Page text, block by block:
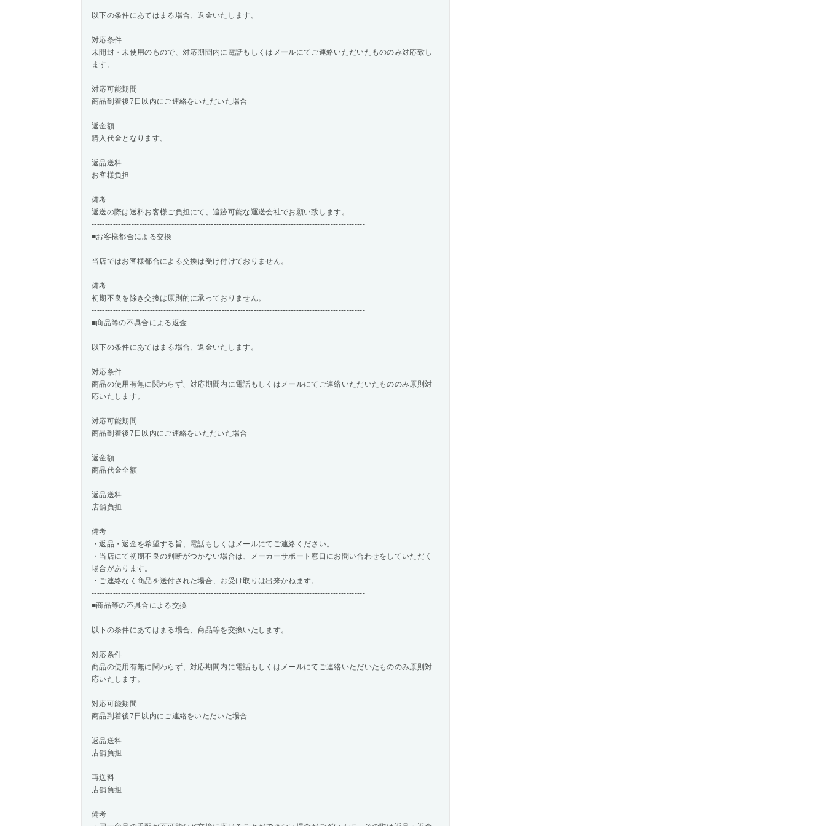
以下の条件にあてはまる場合、返金いたします。
対応条件
未開封・未使用のもので、対応期間内に電話もしくはメールにてご連絡いただいたもののみ対応致し
ます。
対応可能期間
商品到着後7日以内にご連絡をいただいた場合
返金額
購入代金となります。
返品送料
お客様負担
備考
返送の際は送料お客様ご負担にて、追跡可能な運送会社でお願い致します。
-------------------------------------------------------------------------------------------------------
■お客様都合による交換
当店ではお客様都合による交換は受け付けておりません。
備考
初期不良を除き交換は原則的に承っておりません。
-------------------------------------------------------------------------------------------------------
■商品等の不具合による返金
以下の条件にあてはまる場合、返金いたします。
対応条件
商品の使用有無に関わらず、対応期間内に電話もしくはメールにてご連絡いただいたもののみ原則対
応いたします。
対応可能期間
商品到着後7日以内にご連絡をいただいた場合
返金額
商品代金全額
返品送料
店舗負担
備考
・返品・返金を希望する旨、電話もしくはメールにてご連絡ください。
・当店にて初期不良の判断がつかない場合は、メーカーサポート窓口にお問い合わせをしていただく
場合があります。
・ご連絡なく商品を送付された場合、お受け取りは出来かねます。
-------------------------------------------------------------------------------------------------------
■商品等の不具合による交換
以下の条件にあてはまる場合、商品等を交換いたします。
対応条件
商品の使用有無に関わらず、対応期間内に電話もしくはメールにてご連絡いただいたもののみ原則対
応いたします。
対応可能期間
商品到着後7日以内にご連絡をいただいた場合
返品送料
店舗負担
再送料
店舗負担
備考